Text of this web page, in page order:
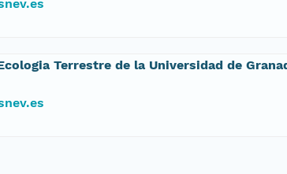
Terrestre de la Universidad de